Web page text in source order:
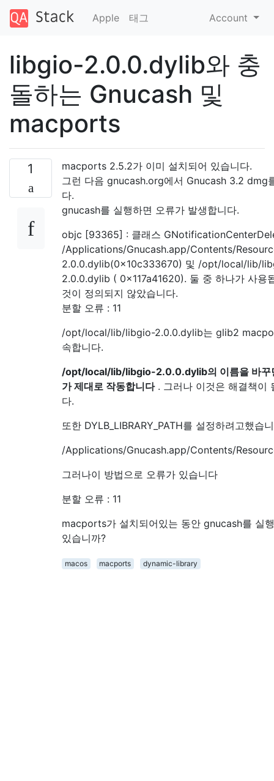
Apple 태그 Account
libgio-2.0.0.dylib와 충
돌하는 Gnucash 및
macports
1
macports 2.5.2가 이미 설치되어 있습니다.
그런 다음 gnucash.org에서 Gnucash 3.2 dmg
다.
gnucash를 실행하면 오류가 발생합니다.
objc [93365] : 클래스
/Applications/Gnucash.app/Contents/
2.0.0.dylib(0x10c333670) 및 /opt/local/lib/
2.0.0.dylib ( 0x117a41620). 둘 중 하나가 사용
것이 정의되지 않았습니다.
분할 오류 : 11
/opt/local/lib/libgio-2.0.0.dylib는 glib2
속합니다.
/opt/local/lib/libgio-2.0.0.dylib의 이름을 바꾸
가 제대로 작동합니다. 그러나 이것은 해결책이
다.
또한 DYLB_LIBRARY_PATH를 설정하려고했습
/Applications/Gnucash.app/Contents/
그러나이 방법으로 오류가 있습니다
분할 오류 : 11
macports가 설치되어있는 동안 gnucash를 실
있습니까?
macos macports dynamic-library